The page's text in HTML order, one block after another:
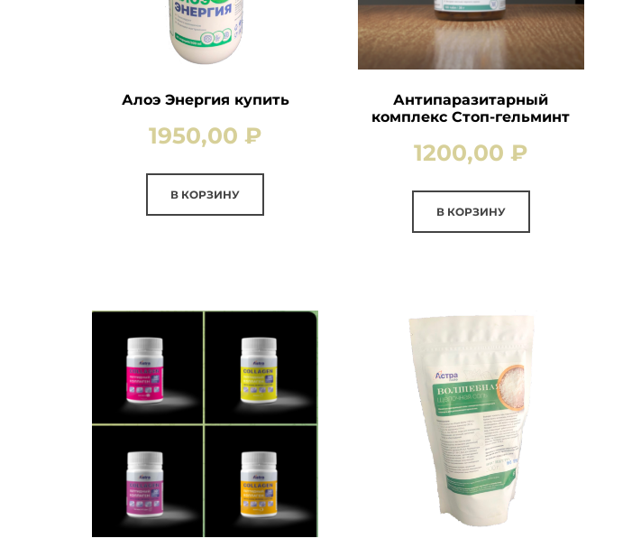
Алоэ Энергия купить
1950,00₽
В КОРЗИНУ
Антипаразитарный
комплекс Стоп-гельминт
1200,00₽
В КОРЗИНУ